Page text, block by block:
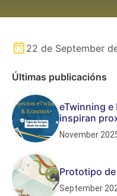
22 de September
Últimas publicacións
eTwinning
inspiran
November
Prototipo de
September